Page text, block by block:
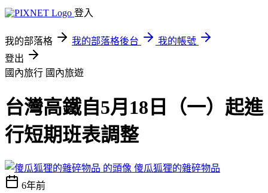
登入
我的部落格 我的部落格後台
我的帳號
登出
國內旅行 國內旅遊
台灣高鐵自5月18日（一）起進
行短期班表調整
傻瓜狐狸的雜碎物品
6年前